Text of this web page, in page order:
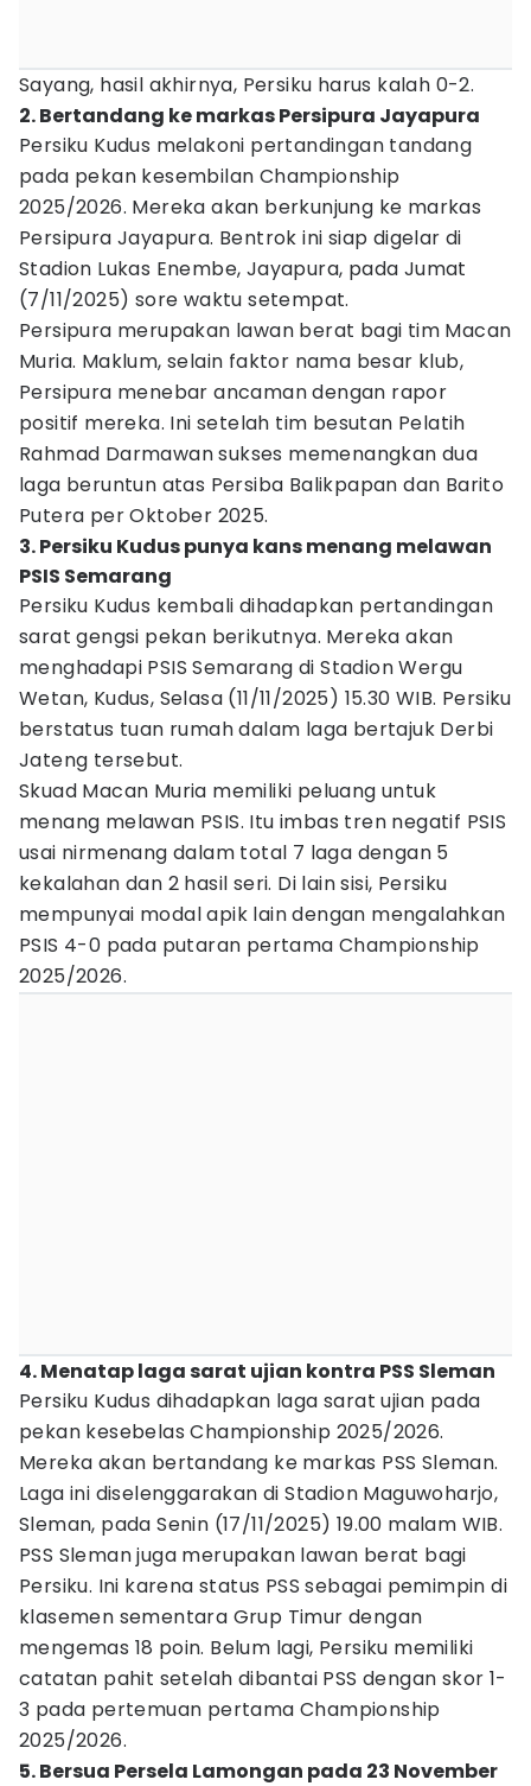
Sayang, hasil akhirnya, Persiku harus kalah 0-2.
2. Bertandang ke markas Persipura Jayapura
Persiku Kudus melakoni pertandingan tandang
pada pekan kesembilan Championship
2025/2026. Mereka akan berkunjung ke markas
Persipura Jayapura. Bentrok ini siap digelar di
Stadion Lukas Enembe, Jayapura, pada Jumat
(7/11/2025) sore waktu setempat.
Persipura merupakan lawan berat bagi tim Macan
Muria. Maklum, selain faktor nama besar klub,
Persipura menebar ancaman dengan rapor
positif mereka. Ini setelah tim besutan Pelatih
Rahmad Darmawan sukses memenangkan dua
laga beruntun atas Persiba Balikpapan dan Barito
Putera per Oktober 2025.
3. Persiku Kudus punya kans menang melawan
PSIS Semarang
Persiku Kudus kembali dihadapkan pertandingan
sarat gengsi pekan berikutnya. Mereka akan
menghadapi PSIS Semarang di Stadion Wergu
Wetan, Kudus, Selasa (11/11/2025) 15.30 WIB. Persiku
berstatus tuan rumah dalam laga bertajuk Derbi
Jateng tersebut.
Skuad Macan Muria memiliki peluang untuk
menang melawan PSIS. Itu imbas tren negatif PSIS
usai nirmenang dalam total 7 laga dengan 5
kekalahan dan 2 hasil seri. Di lain sisi, Persiku
mempunyai modal apik lain dengan mengalahkan
PSIS 4-0 pada putaran pertama Championship
2025/2026.
4. Menatap laga sarat ujian kontra PSS Sleman
Persiku Kudus dihadapkan laga sarat ujian pada
pekan kesebelas Championship 2025/2026.
Mereka akan bertandang ke markas PSS Sleman.
Laga ini diselenggarakan di Stadion Maguwoharjo,
Sleman, pada Senin (17/11/2025) 19.00 malam WIB.
PSS Sleman juga merupakan lawan berat bagi
Persiku. Ini karena status PSS sebagai pemimpin di
klasemen sementara Grup Timur dengan
mengemas 18 poin. Belum lagi, Persiku memiliki
catatan pahit setelah dibantai PSS dengan skor 1-
3 pada pertemuan pertama Championship
2025/2026.
5. Bersua Persela Lamongan pada 23 November